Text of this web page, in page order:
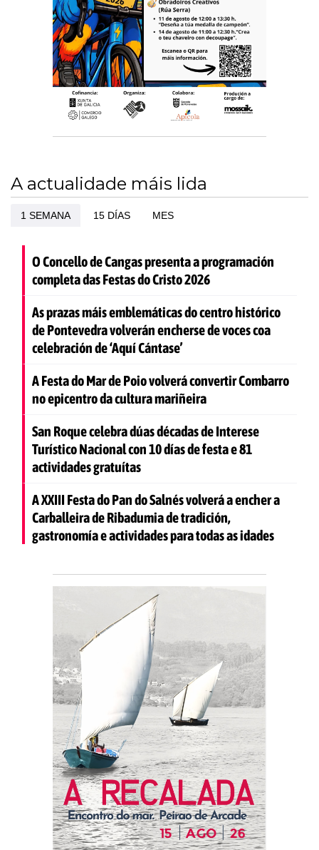
A actualidade máis lida
1 SEMANA 15 DÍAS MES
O Concello de Cangas presenta a programación
completa das Festas do Cristo 2026
As prazas máis emblemáticas do centro histórico
de Pontevedra volverán encherse de voces coa
celebración de ‘Aquí Cántase’
A Festa do Mar de Poio volverá convertir Combarro
no epicentro da cultura mariñeira
San Roque celebra dúas décadas de Interese
Turístico Nacional con 10 días de festa e 81
actividades gratuítas
A XXIII Festa do Pan do Salnés volverá a encher a
Carballeira de Ribadumia de tradición,
gastronomía e actividades para todas as idades